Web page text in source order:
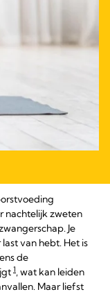
nachtelijk zweten
Je
van hebt. Het is
de
1, wat kan leiden
Maar liefst